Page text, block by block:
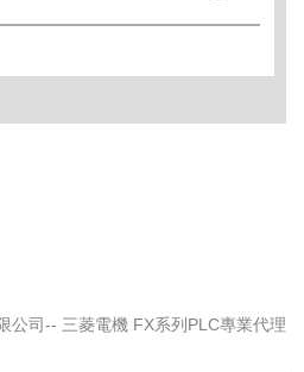
公司-- 三菱電機 FX系列PLC專業代理